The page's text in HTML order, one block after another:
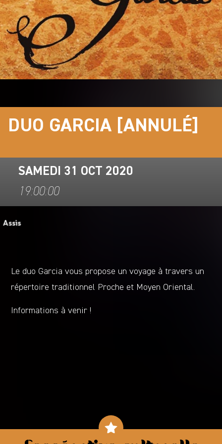
DUO GARCIA [ANNULÉ]
SAMEDI 31 OCT 2020
19:00:00
Le duo Garcia vous propose un voyage à travers un
répertoire traditionnel Proche et Moyen Oriental.
Informations à venir !